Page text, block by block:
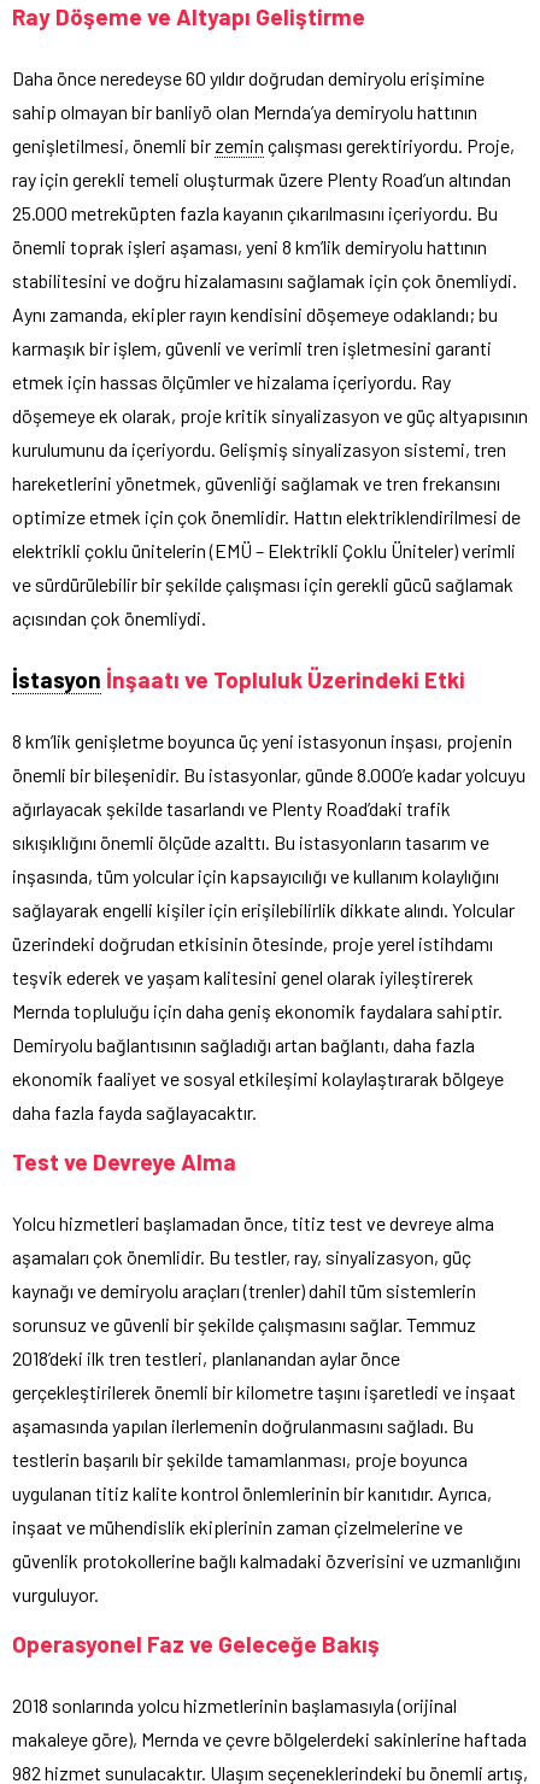
Ray Döşeme ve Altyapı Geliştirme
Daha önce neredeyse 60 yıldır doğrudan demiryolu erişimine
sahip olmayan bir banliyö olan Mernda’ya demiryolu hattının
genişletilmesi, önemli bir zemin çalışması gerektiriyordu. Proje,
ray için gerekli temeli oluşturmak üzere Plenty Road’un altından
25.000 metreküpten fazla kayanın çıkarılmasını içeriyordu. Bu
önemli toprak işleri aşaması, yeni 8 km’lik demiryolu hattının
stabilitesini ve doğru hizalamasını sağlamak için çok önemliydi.
Aynı zamanda, ekipler rayın kendisini döşemeye odaklandı; bu
karmaşık bir işlem, güvenli ve verimli tren işletmesini garanti
etmek için hassas ölçümler ve hizalama içeriyordu. Ray
döşemeye ek olarak, proje kritik sinyalizasyon ve güç altyapısının
kurulumunu da içeriyordu. Gelişmiş sinyalizasyon sistemi, tren
hareketlerini yönetmek, güvenliği sağlamak ve tren frekansını
optimize etmek için çok önemlidir. Hattın elektriklendirilmesi de
elektrikli çoklu ünitelerin (EMÜ – Elektrikli Çoklu Üniteler) verimli
ve sürdürülebilir bir şekilde çalışması için gerekli gücü sağlamak
açısından çok önemliydi.
İstasyon İnşaatı ve Topluluk Üzerindeki Etki
8 km’lik genişletme boyunca üç yeni istasyonun inşası, projenin
önemli bir bileşenidir. Bu istasyonlar, günde 8.000’e kadar yolcuyu
ağırlayacak şekilde tasarlandı ve Plenty Road’daki trafik
sıkışıklığını önemli ölçüde azalttı. Bu istasyonların tasarım ve
inşasında, tüm yolcular için kapsayıcılığı ve kullanım kolaylığını
sağlayarak engelli kişiler için erişilebilirlik dikkate alındı. Yolcular
üzerindeki doğrudan etkisinin ötesinde, proje yerel istihdamı
teşvik ederek ve yaşam kalitesini genel olarak iyileştirerek
Mernda topluluğu için daha geniş ekonomik faydalara sahiptir.
Demiryolu bağlantısının sağladığı artan bağlantı, daha fazla
ekonomik faaliyet ve sosyal etkileşimi kolaylaştırarak bölgeye
daha fazla fayda sağlayacaktır.
Test ve Devreye Alma
Yolcu hizmetleri başlamadan önce, titiz test ve devreye alma
aşamaları çok önemlidir. Bu testler, ray, sinyalizasyon, güç
kaynağı ve demiryolu araçları (trenler) dahil tüm sistemlerin
sorunsuz ve güvenli bir şekilde çalışmasını sağlar. Temmuz
2018’deki ilk tren testleri, planlanandan aylar önce
gerçekleştirilerek önemli bir kilometre taşını işaretledi ve inşaat
aşamasında yapılan ilerlemenin doğrulanmasını sağladı. Bu
testlerin başarılı bir şekilde tamamlanması, proje boyunca
uygulanan titiz kalite kontrol önlemlerinin bir kanıtıdır. Ayrıca,
inşaat ve mühendislik ekiplerinin zaman çizelmelerine ve
güvenlik protokollerine bağlı kalmadaki özverisini ve uzmanlığını
vurguluyor.
Operasyonel Faz ve Geleceğe Bakış
2018 sonlarında yolcu hizmetlerinin başlamasıyla (orijinal
makaleye göre), Mernda ve çevre bölgelerdeki sakinlerine haftada
982 hizmet sunulacaktır. Ulaşım seçeneklerindeki bu önemli artış,